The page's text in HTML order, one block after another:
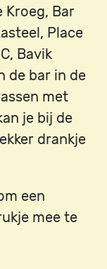
Kroeg, Bar
Place
Bavik
de bar in de
met
je bij de
drankje
een
mee te